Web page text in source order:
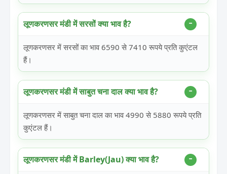
लूणकरणसर मंडी में सरसों क्या भाव है?
लूणकरणसर में सरसों का भाव 6590 से 7410 रूपये प्रति कुएंटल
हैं।
लूणकरणसर मंडी में साबुत चना दाल क्या भाव है?
लूणकरणसर में साबुत चना दाल का भाव 4990 से 5880 रूपये प्रति
कुएंटल हैं।
लूणकरणसर मंडी में Barley(Jau) क्या भाव है?